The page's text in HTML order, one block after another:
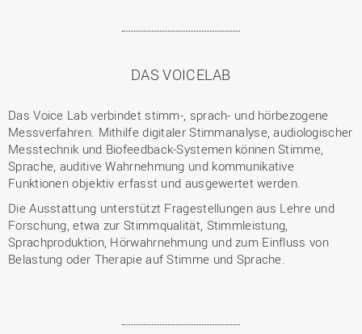
DAS VOICELAB
Das Voice Lab verbindet stimm-, sprach- und hörbezogene
Messverfahren. Mithilfe digitaler Stimmanalyse, audiologischer
Messtechnik und Biofeedback-Systemen können Stimme,
Sprache, auditive Wahrnehmung und kommunikative
Funktionen objektiv erfasst und ausgewertet werden.
Die Ausstattung unterstützt Fragestellungen aus Lehre und
Forschung, etwa zur Stimmqualität, Stimmleistung,
Sprachproduktion, Hörwahrnehmung und zum Einfluss von
Belastung oder Therapie auf Stimme und Sprache.